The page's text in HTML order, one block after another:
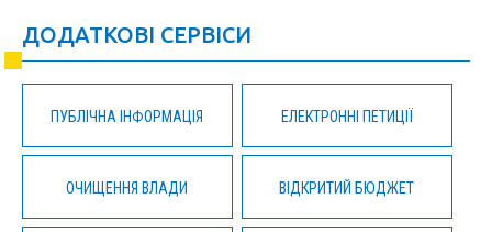
ДОДАТКОВІ СЕРВІСИ
ПУБЛІЧНА ІНФОРМАЦІЯ ЕЛЕКТРОННІ ПЕТИЦІЇ
ОЧИЩЕННЯ ВЛАДИ ВІДКРИТИЙ БЮДЖЕТ